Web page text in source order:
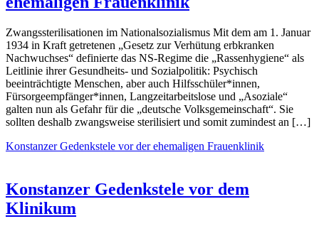
Zwangssterilisationen im Nationalsozialismus Mit dem am 1. Januar
1934 in Kraft getretenen „Gesetz zur Verhütung erbkranken
Nachwuchses“ definierte das NS-Regime die „Rassenhygiene“ als
Leitlinie ihrer Gesundheits- und Sozialpolitik: Psychisch
beeinträchtigte Menschen, aber auch Hilfsschüler*innen,
Fürsorgeempfänger*innen, Langzeitarbeitslose und „Asoziale“
galten nun als Gefahr für die „deutsche Volksgemeinschaft“. Sie
sollten deshalb zwangsweise sterilisiert und somit zumindest an […]
Konstanzer Gedenkstele vor der ehemaligen Frauenklinik
Konstanzer Gedenkstele vor dem
Klinikum